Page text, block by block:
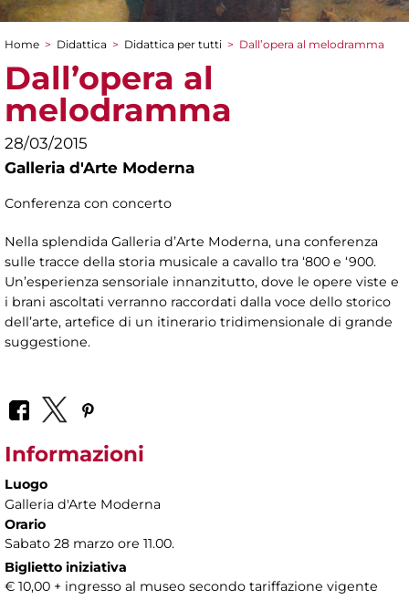
Tu sei qui
Home > Didattica > Didattica per tutti > Dall’opera al melodramma
Dall’opera al
melodramma
28/03/2015
Galleria d'Arte Moderna
Conferenza con concerto
Nella splendida Galleria d’Arte Moderna, una conferenza
sulle tracce della storia musicale a cavallo tra ‘800 e ‘900.
Un’esperienza sensoriale innanzitutto, dove le opere viste e
i brani ascoltati verranno raccordati dalla voce dello storico
dell’arte, artefice di un itinerario tridimensionale di grande
suggestione.
Informazioni
Luogo
Galleria d'Arte Moderna
Orario
Sabato 28 marzo ore 11.00.
Biglietto iniziativa
€ 10,00 + ingresso al museo secondo tariffazione vigente